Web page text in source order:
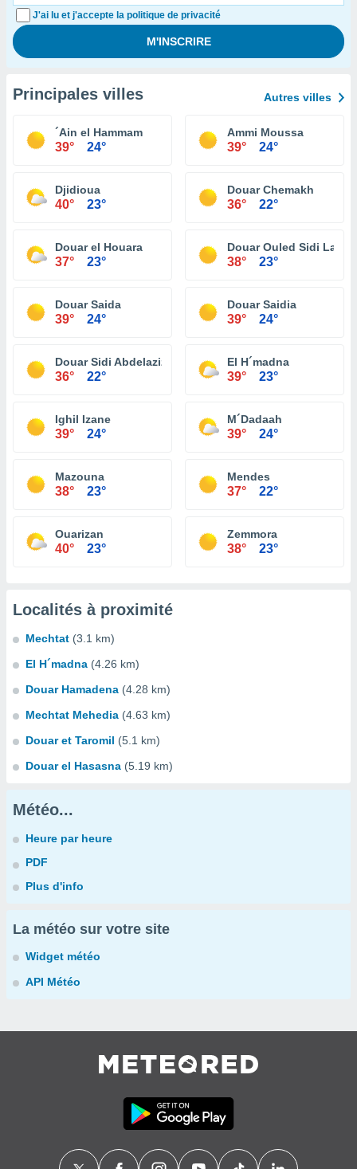
J'ai lu et j'accepte la politique de privacité
Principales villes Autres villes
´Ain el Hammam
39° 24°
Ammi Moussa
39° 24°
Djidioua
40° 23°
Douar Chemakh
36° 22°
Douar el Houara
37° 23°
Douar Ouled Sidi
38° 23°
Douar Saida
39° 24°
Douar Saidia
39° 24°
Douar Sidi Abdelaziz
36° 22°
El H´madna
39° 23°
Ighil Izane
39° 24°
M´Dadaah
39° 24°
Mazouna
38° 23°
Mendes
37° 22°
Ouarizan
40° 23°
Zemmora
38° 23°
Localités à proximité
Mechtat (3.1 km)
El H´madna (4.26 km)
Douar Hamadena (4.28 km)
Mechtat Mehedia (4.63 km)
Douar et Taromil (5.1 km)
Douar el Hasasna (5.19 km)
Météo...
Heure par heure
PDF
Plus d'info
La météo sur votre site
Widget météo
API Météo